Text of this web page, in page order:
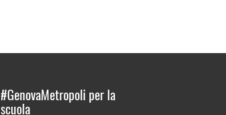
#GenovaMetropoli per la
scuola